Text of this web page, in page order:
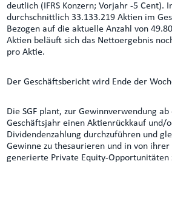
deutlich (IFRS Konzern; Vorjahr -5 Cent).
durchschnittlich 33.133.219 Aktien im
Bezogen auf die aktuelle Anzahl von
Aktien beläuft sich das Nettoergebnis
pro Aktie.
Der Geschäftsbericht wird Ende der
Die SGF plant, zur Gewinnverwendung
Geschäftsjahr einen Aktienrückkauf und/
Dividendenzahlung durchzuführen und
Gewinne zu thesaurieren und in von ihrer
generierte Private Equity-Opportunitäten